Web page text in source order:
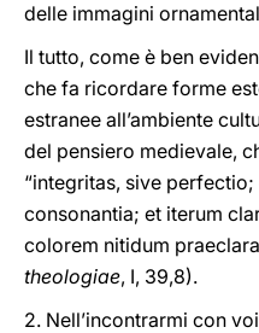
delle immagini
Il tutto, come è ben
che fa ricordare forme
estranee all’ambiente
del pensiero medievale,
“integritas, sive
consonantia; et iterum
colorem nitidum
theologiae, I, 39,8).
2. Nell’incontrarmi con